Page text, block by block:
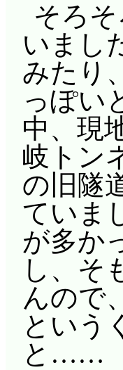
そろ
いまし
みたり
っぽい
中、現
岐トン
の旧隧
ていま
が多か
し、そ
んので
という
と……